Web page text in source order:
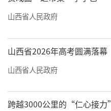
山西省人民政府
山西省2026年高考圆满落幕
山西省人民政府
跨越3000公里的“仁心接力”